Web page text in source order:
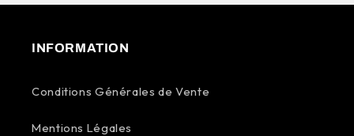
INFORMATION
Conditions Générales de Vente
Mentions Légales